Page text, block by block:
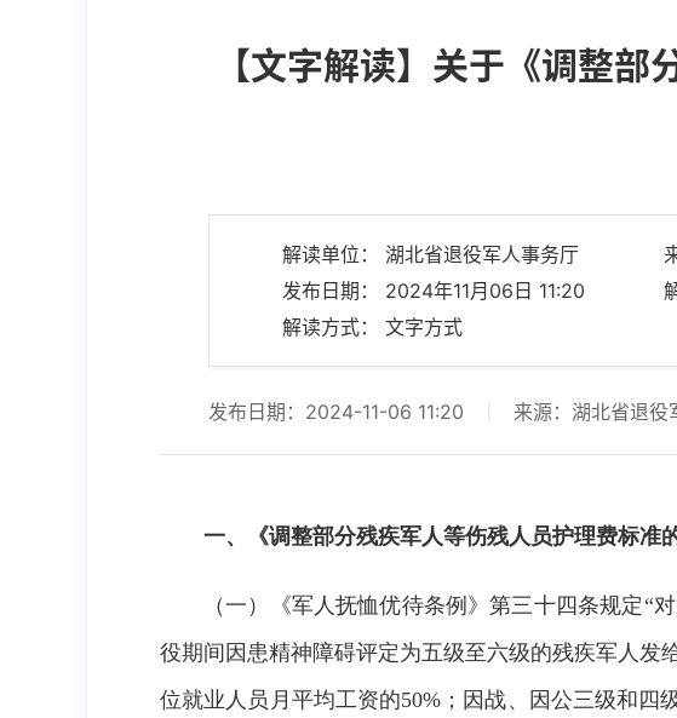
【文字解读】关于《调整
解读单位： 湖北省退役军人事务厅
发布日期： 2024年11月06日 11:20
解读方式： 文字方式
发布日期：2024-11-06 11:20 来源：湖北省退役
一、《调整部分残疾军人等伤残人员护理费标准
（一）《军人抚恤优待条例》第三十四条规定 “
役期间因患精神障碍评定为五级至六级的残疾军人
位就业人员月平均工资的50%；因战、因公三级和四